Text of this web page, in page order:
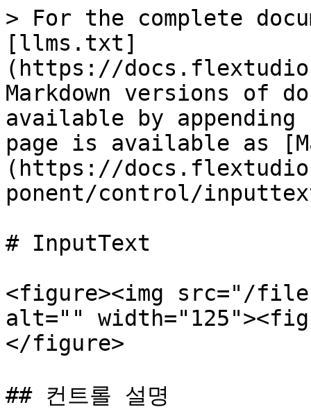
> For the complete
[llms.txt]
(https://
Markdown versions of
available by
page is available as
(https://
ponent/control/
# InputText
<figure><img src="/
alt=""
</figure>
## 컨트롤 설명